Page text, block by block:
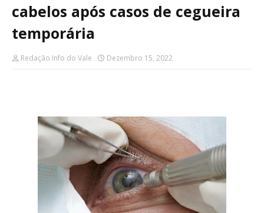
cabelos após casos de cegueira
temporária
Redação Info do Vale Dezembro 15, 2022